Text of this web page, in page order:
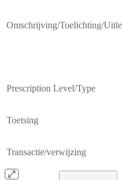
Omschrijving/Toelichting/
Prescription Level/Type
Toetsing
Transactie/verwijzing